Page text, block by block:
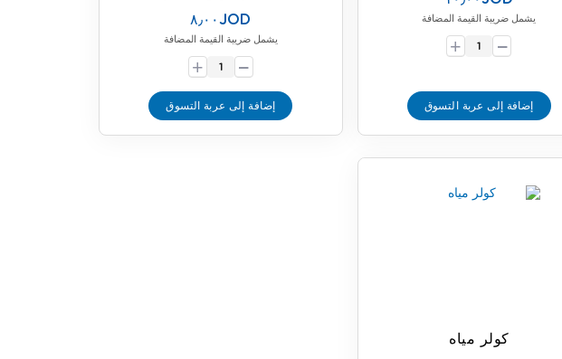
يشمل ضريبة القيمة المضافة
-
+
إضافة إلى عربة التسوق
٨٫٠٠JOD
يشمل ضريبة القيمة المضافة
-
+
إضافة إلى عربة التسوق
كولر مياه